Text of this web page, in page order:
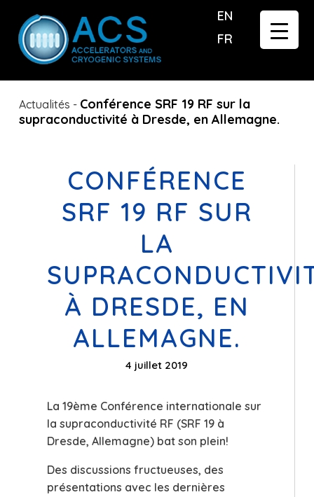
EN
FR
Actualités - Conférence SRF 19 RF sur la
supraconductivité à Dresde, en Allemagne.
CONFÉRENCE
SRF 19 RF SUR
LA
À DRESDE, EN
ALLEMAGNE.
4 juillet 2019
La 19ème Conférence internationale sur
la supraconductivité RF (SRF 19 à
Dresde, Allemagne) bat son plein!
Des discussions fructueuses, des
présentations avec les dernières